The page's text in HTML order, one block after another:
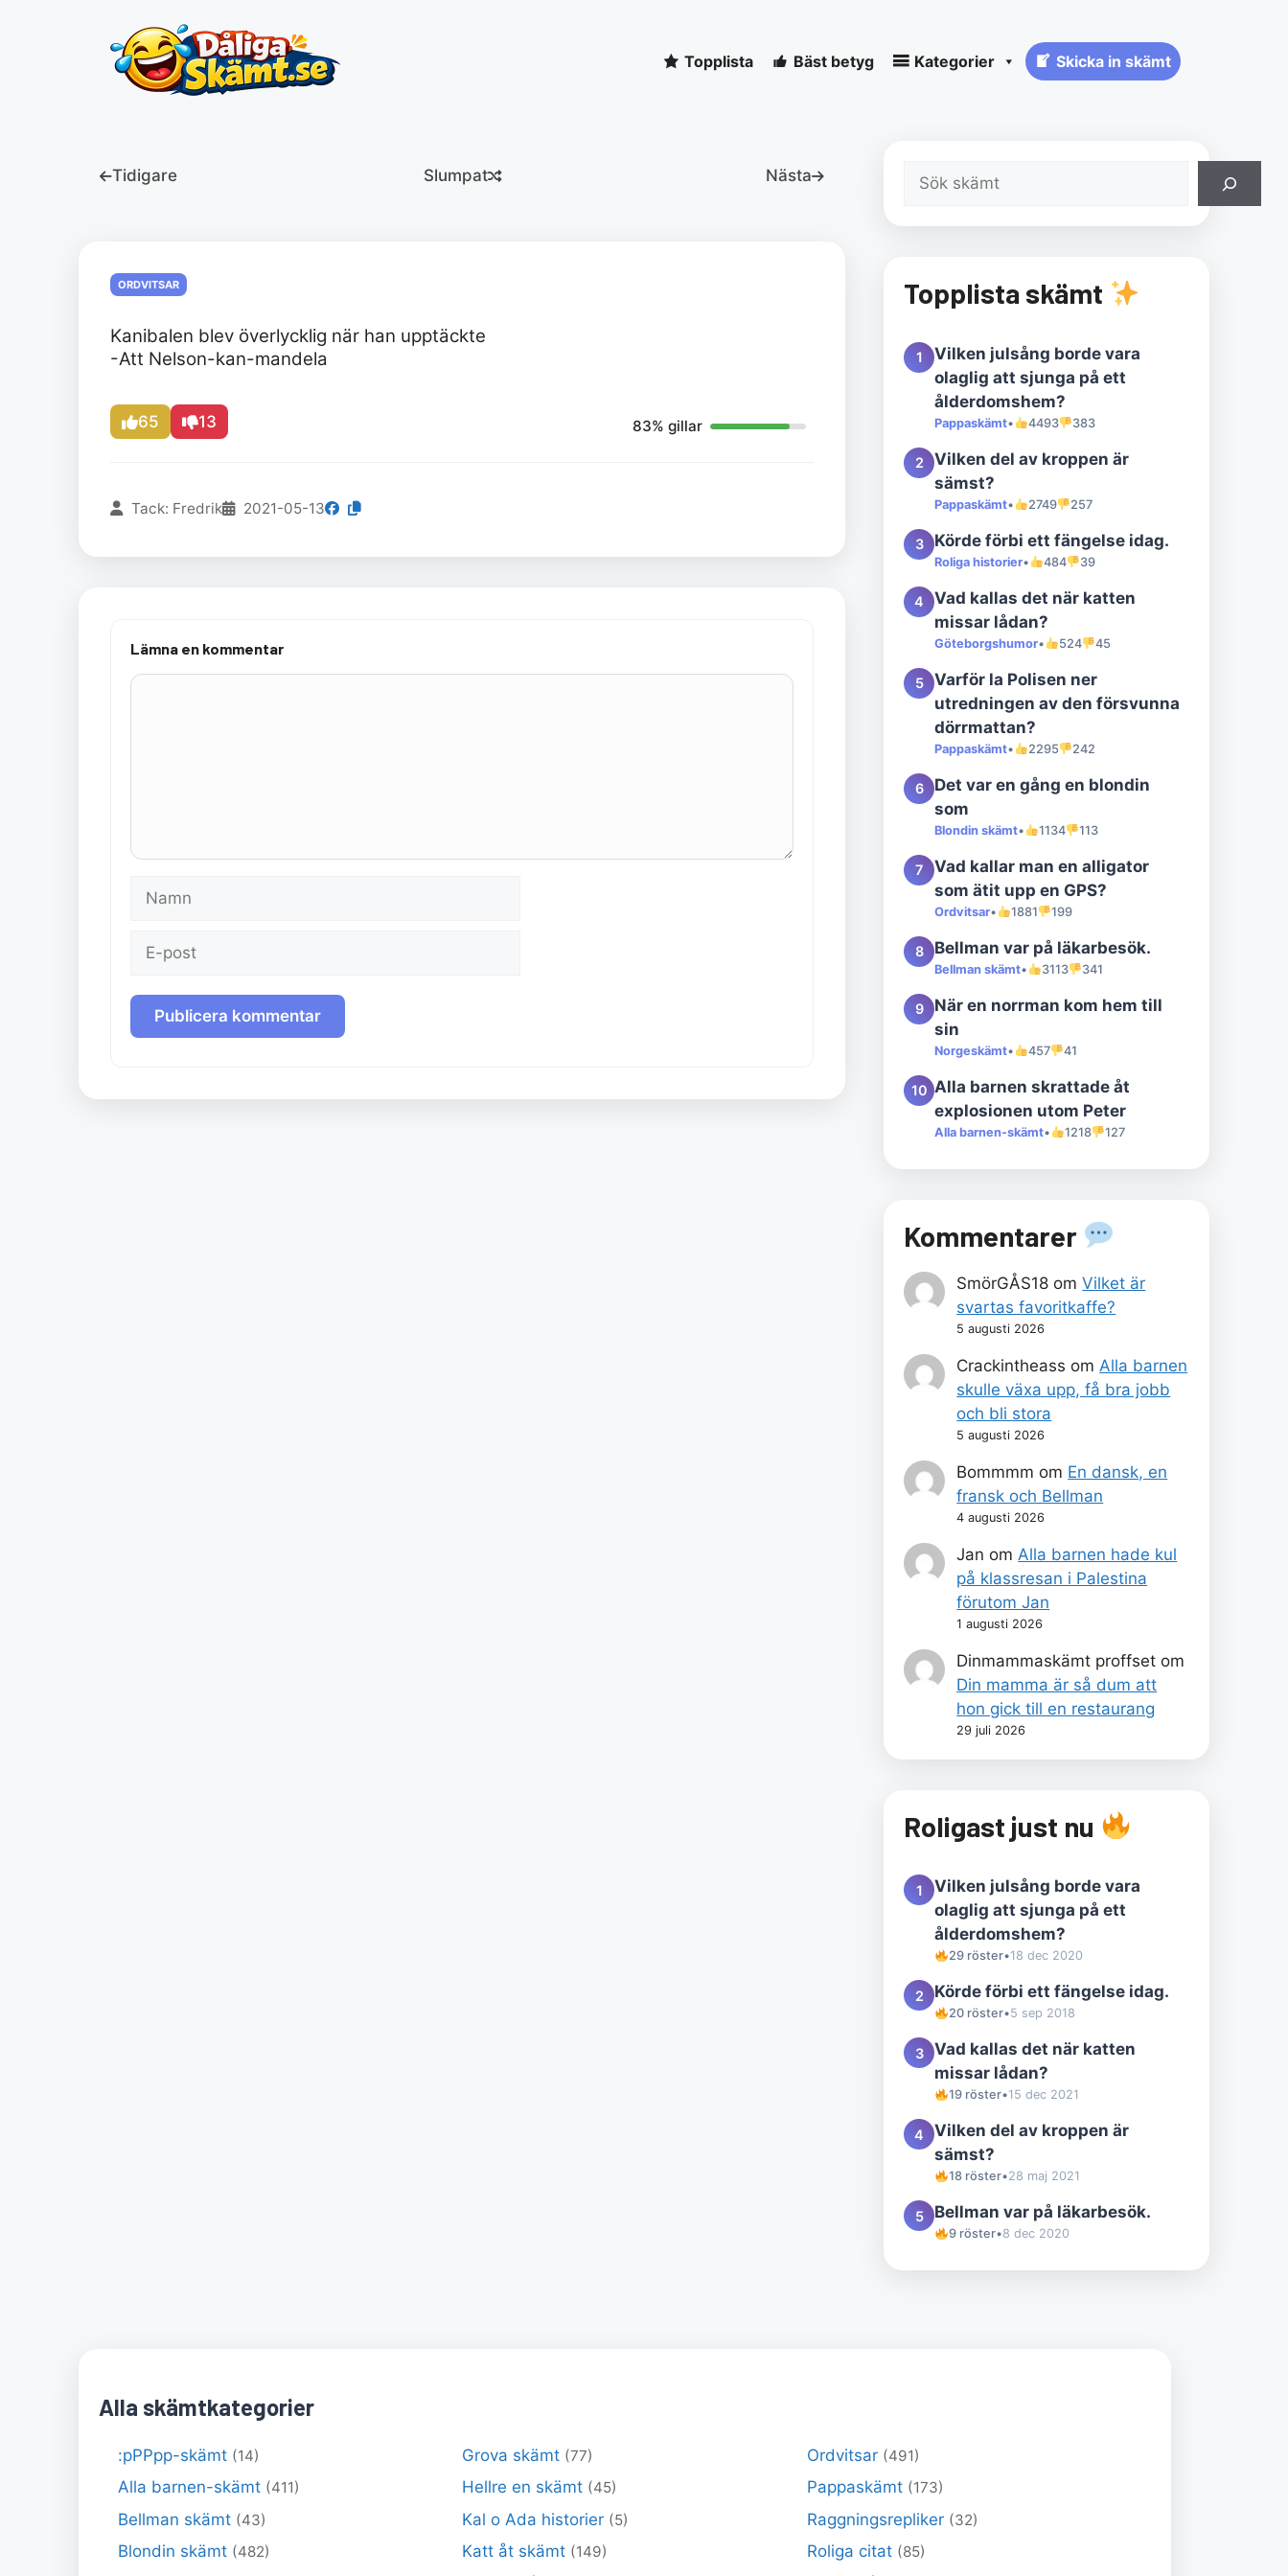
Topplista Bäst betyg Kategorier Skicka in skämt
Tidigare Slumpat Nästa
ORDVITSAR
Kanibalen blev överlycklig när han upptäckte
-Att Nelson-kan-mandela
65 13 83% gillar
Tack: Fredrik 2021-05-13
Lämna en kommentar
Kommentar
Namn
Sök
Topplista skämt
1
Vilken julsång borde vara
olaglig att sjunga på ett
ålderdomshem?
Pappaskämt• 4493 383
2
Vilken del av kroppen är
sämst?
Pappaskämt• 2749 257
3 Körde förbi ett fängelse idag.
Roliga historier• 484 39
4
Vad kallas det när katten
missar lådan?
Göteborgshumor• 524 45
5
Varför la Polisen ner
utredningen av den försvunna
dörrmattan?
Pappaskämt• 2295 242
6
Det var en gång en blondin
som
Blondin skämt• 1134 113
7
Vad kallar man en alligator
som ätit upp en GPS?
Ordvitsar• 1881 199
8 Bellman var på läkarbesök.
Bellman skämt• 3113 341
9
När en norrman kom hem till
sin
Norgeskämt• 457 41
10 Alla barnen skrattade åt
explosionen utom Peter
Alla barnen-skämt• 1218 127
Kommentarer
SmörGÅS18 omVilket är
svartas favoritkaffe?
5 augusti 2026
Crackintheass om Alla barnen
skulle växa upp, få bra jobb
och bli stora
5 augusti 2026
Bommmm om En dansk, en
fransk och Bellman
4 augusti 2026
Jan om Alla barnen hade kul
på klassresan i Palestina
förutom Jan
1 augusti 2026
Dinmammaskämt proffset om
Din mamma är så dum att
hon gick till en restaurang
29 juli 2026
Roligast just nu
1
Vilken julsång borde vara
olaglig att sjunga på ett
ålderdomshem?
29 röster•18 dec 2020
2 Körde förbi ett fängelse idag.
20 röster•5 sep 2018
3
Vad kallas det när katten
missar lådan?
19 röster•15 dec 2021
4
Vilken del av kroppen är
sämst?
18 röster•28 maj 2021
5 Bellman var på läkarbesök.
9 röster•8 dec 2020
Alla skämtkategorier
:pPPpp-skämt (14)
Alla barnen-skämt (411)
Bellman skämt (43)
Blondin skämt (482)
Grova skämt (77)
Hellre en skämt (45)
Kal o Ada historier (5)
Katt åt skämt (149)
Ordvitsar (491)
Pappaskämt (173)
Raggningsrepliker (32)
Roliga citat (85)